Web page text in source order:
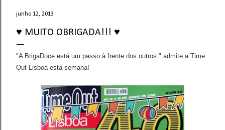
junho 12, 2013
♥ MUITO OBRIGADA!!! ♥
"A BrigaDoce está um passo à frente dos outros." admite a Time
Out Lisboa esta semana!